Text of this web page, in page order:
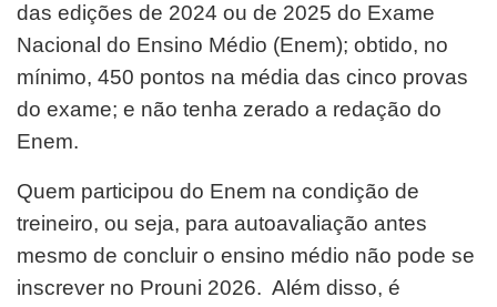
das edições de 2024 ou de 2025 do Exame
Nacional do Ensino Médio (Enem); obtido, no
mínimo, 450 pontos na média das cinco provas
do exame; e não tenha zerado a redação do
Enem.
Quem participou do Enem na condição de
treineiro, ou seja, para autoavaliação antes
mesmo de concluir o ensino médio não pode se
inscrever no Prouni 2026. Além disso, é